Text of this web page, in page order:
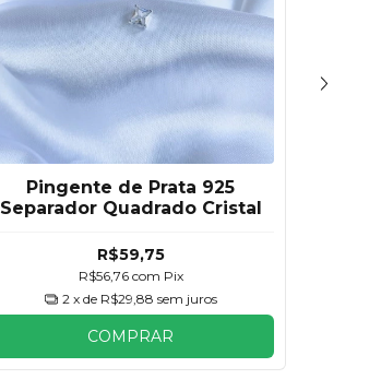
Pingente de Prata 925
Separador Quadrado Cristal
R$59,75
R$56,76 com Pix
2 x de R$29,88 sem juros
COMPRAR